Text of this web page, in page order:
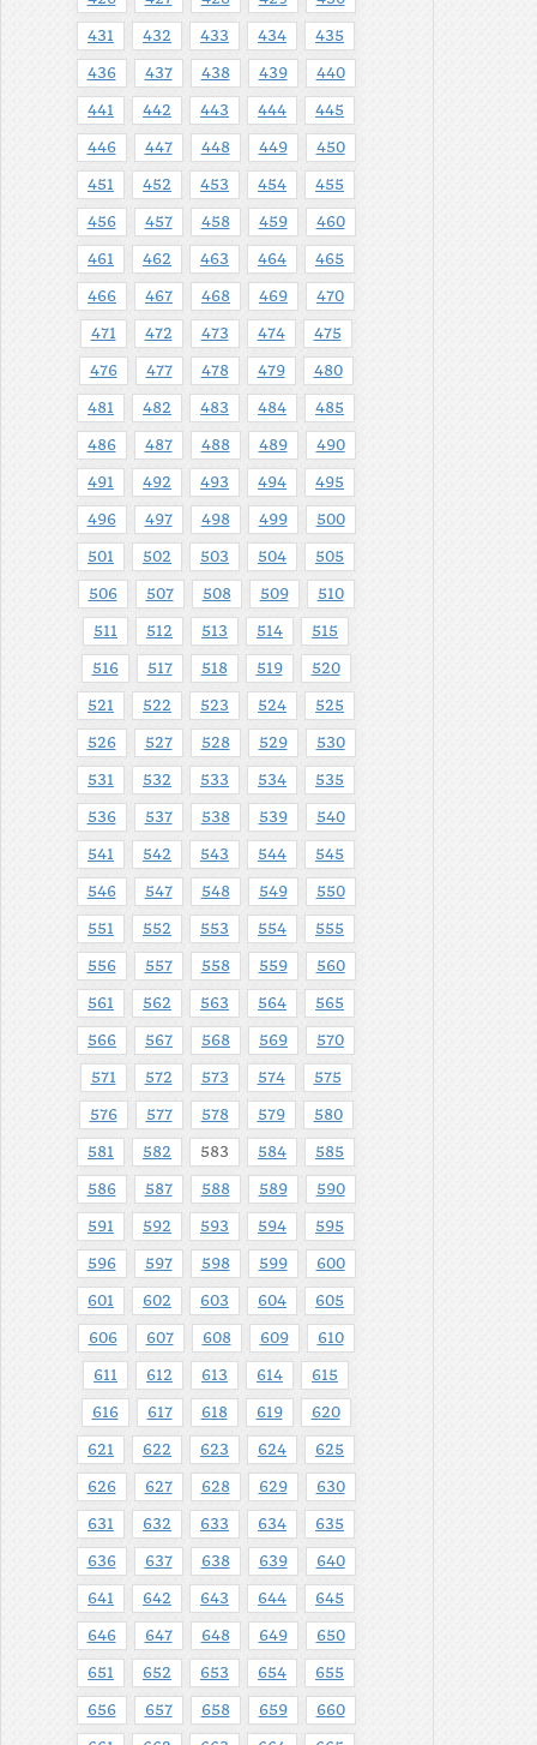
431 432 433 434 435
436 437 438 439 440
441 442 443 444 445
446 447 448 449 450
451 452 453 454 455
456 457 458 459 460
461 462 463 464 465
466 467 468 469 470
471 472 473 474 475
476 477 478 479 480
481 482 483 484 485
486 487 488 489 490
491 492 493 494 495
496 497 498 499 500
501 502 503 504 505
506 507 508 509 510
511 512 513 514 515
516 517 518 519 520
521 522 523 524 525
526 527 528 529 530
531 532 533 534 535
536 537 538 539 540
541 542 543 544 545
546 547 548 549 550
551 552 553 554 555
556 557 558 559 560
561 562 563 564 565
566 567 568 569 570
571 572 573 574 575
576 577 578 579 580
581 582 583 584 585
586 587 588 589 590
591 592 593 594 595
596 597 598 599 600
601 602 603 604 605
606 607 608 609 610
611 612 613 614 615
616 617 618 619 620
621 622 623 624 625
626 627 628 629 630
631 632 633 634 635
636 637 638 639 640
641 642 643 644 645
646 647 648 649 650
651 652 653 654 655
656 657 658 659 660